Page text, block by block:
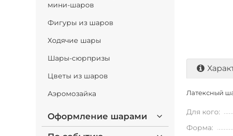
мини-шаров
Фигуры из шаров
Ходячие шары
Шары-сюрпризы
Цветы из шаров
Аэромозайка
Оформление шарами
Латексный
Для кого:
Форма: